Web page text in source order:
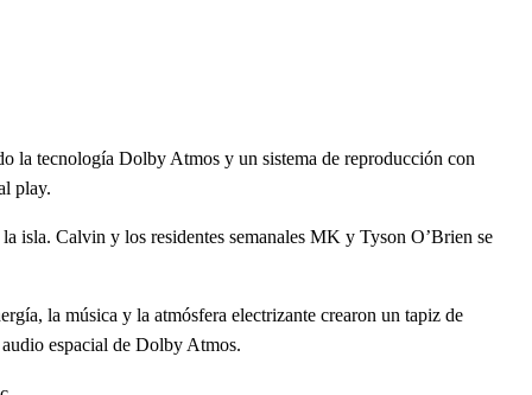
la tecnología Dolby Atmos y un sistema de reproducción con
play.
isla. Calvin y los residentes semanales MK y Tyson O’Brien se
la música y la atmósfera electrizante crearon un tapiz de
espacial de Dolby Atmos.